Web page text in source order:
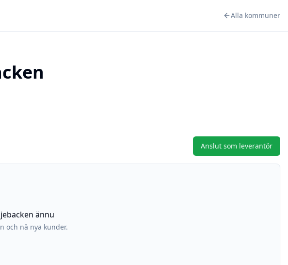
Alla kommuner
Anslut som leverantör
ännu
och nå nya kunder.